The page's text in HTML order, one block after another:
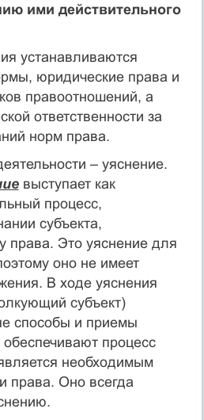
ими действительного
устанавливаются
юридические права и
правоотношений, а
ответственности за
норм права.
– уяснение.
выступает как
процесс,
субъекта,
права. Это уяснение для
оно не имеет
В ходе уяснения
субъект)
способы и приемы
процесс
необходимым
права. Оно всегда